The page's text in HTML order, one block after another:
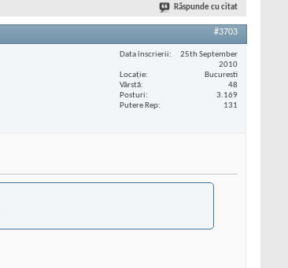
Răspunde cu citat
#3703
Data înscrierii
25th September
2010
Locaţie
Bucuresti
Vârstă
48
Posturi
3.169
Putere Rep
131